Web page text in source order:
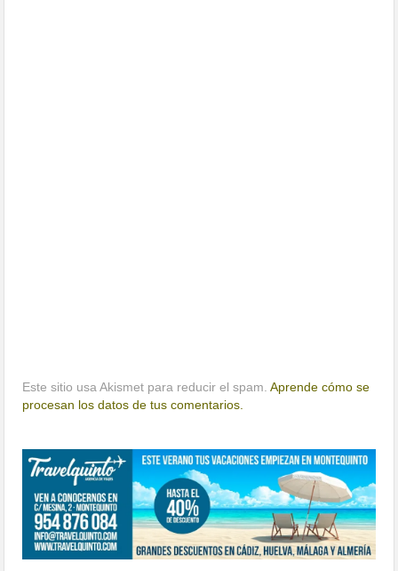
Este sitio usa Akismet para reducir el spam.Aprende cómo se
procesan los datos de tus comentarios.